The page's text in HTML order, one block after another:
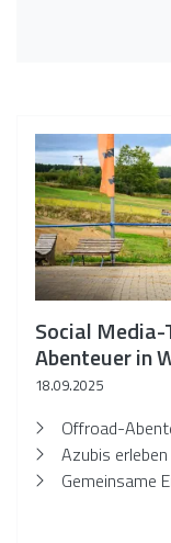
Social
Abenteuer in
18.09.2025
Offroad-
Azubis
Gemeinsame